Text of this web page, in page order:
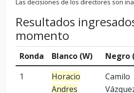
Las decisiones de los directores son
Resultados
momento
Ronda Blanco (W) Negro
1
Horacio
Andres
Camilo